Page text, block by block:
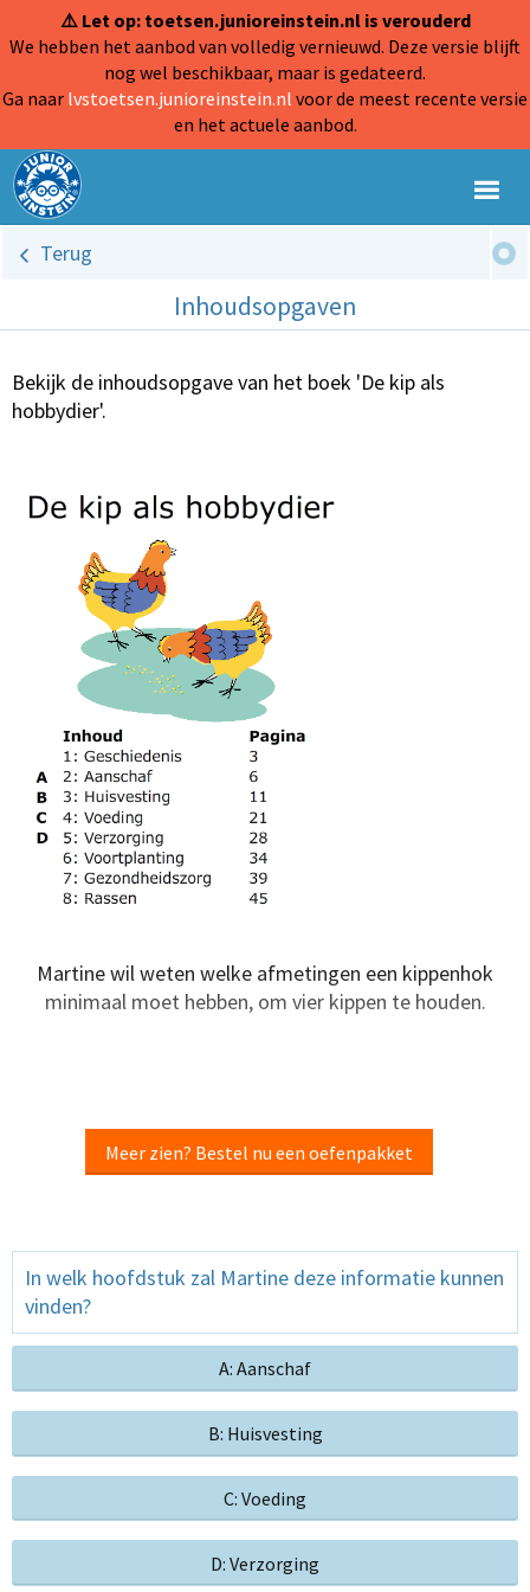
⚠️ Let op: toetsen.junioreinstein.nl is verouderd
We hebben het aanbod van volledig vernieuwd. Deze versie blijft
nog wel beschikbaar, maar is gedateerd.
Ga naar lvstoetsen.junioreinstein.nl voor de meest recente versie
en het actuele aanbod.
Terug
Inhoudsopgaven
Bekijk de inhoudsopgave van het boek 'De kip als
hobbydier'.
Martine wil weten welke afmetingen een kippenhok
minimaal moet hebben, om vier kippen te houden.
Meer zien? Bestel nu een oefenpakket
In welk hoofdstuk zal Martine deze informatie kunnen
vinden?
A: Aanschaf
B: Huisvesting
C: Voeding
D: Verzorging